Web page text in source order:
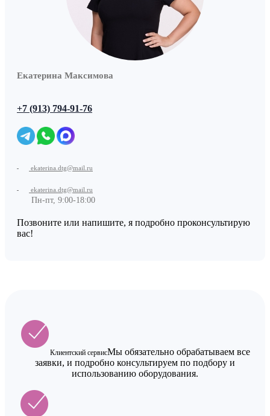
Екатерина Максимова
+7 (913) 794-91-76
ekaterina.dtg@mail.ru
ekaterina.dtg@mail.ru
Пн-пт, 9:00-18:00
Позвоните или напишите, я подробно проконсультирую
вас!
Клиентский сервисМы обязательно обрабатываем все
заявки, и подробно консультируем по подбору и
использованию оборудования.